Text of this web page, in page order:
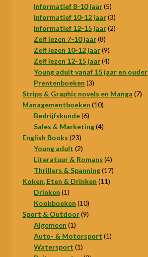
product
Informatief 8-10 jaar 55
producten
Informatief 10-12 jaar 33
producten
Informatief 12-15 jaar 22
Zelf lezen 7-10 jaar 88
producten
Zelf lezen 10-12 jaar 99
producten
Zelf lezen 12-15 jaar 44
producten
Young adult vanaf 15 jaar en ouder
Prentenboeken 33
producten
Strips & Graphic novels en Manga 77
Managementboeken 1010
Bedrijfskunde 66
producten
Sales & Marketing 44
English Books 2323
producten
Young adult 22
producten
Literatuur & Romans 44
producten
Thrillers & Spanning 1717
Koken, Eten & Drinken 1111
Drinken 11
product
Kookboeken 1010
producten
Sport & Outdoor 99
Algemeen 11
product
Auto- & Motorsport 11
Watersport 11